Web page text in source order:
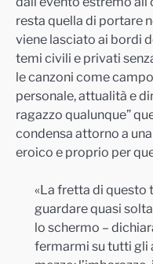
resta quella di portare
viene lasciato ai bordi
temi civili e privati
le canzoni come
personale, attualità e
ragazzo qualunque”
condensa attorno a
eroico e proprio per
«La fretta di questo
guardare quasi
lo schermo –
fermarmi su tutti gli